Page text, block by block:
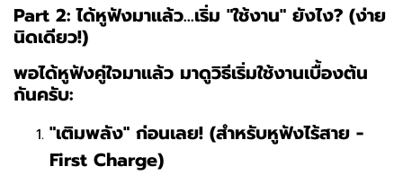
Part 2: ได้หูฟังมาแล้ว...เริ่ม "ใช้งาน" ยังไง? (ง่าย
นิดเดียว!)
พอได้หูฟังคู่ใจมาแล้ว มาดูวิธีเริ่มใช้งานเบื้องต้น
กันครับ:
"เติมพลัง" ก่อนเลย! (สำหรับหูฟังไร้สาย -
First Charge)